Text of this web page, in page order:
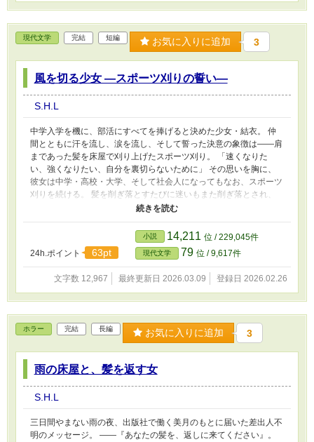
現代文学 完結 短編 お気に入りに追加 3
風を切る少女 ―スポーツ刈りの誓い―
S.H.L
中学入学を機に、部活にすべてを捧げると決めた少女・結衣。 仲
間とともに汗を流し、涙を流し、そして誓った決意の象徴は――肩
まであった髪を床屋で刈り上げたスポーツ刈り。 「速くなりた
い、強くなりたい、自分を裏切らないために」 その思いを胸に、
彼女は中学・高校・大学、そして社会人になってもなお、スポーツ
刈りを続ける。 髪を削ぎ落とすたびに迷いもまた削ぎ落とされ、
25歳の彼女は凛として立っていた。 ――これは、ひとりの少女が
「髪型」を通じて自らの生き方を切り開いていく物語。
24h.ポイント 63pt
小説 14,211 位 / 229,045件
現代文学 79 位 / 9,617件
文字数 12,967 最終更新日 2026.03.09 登録日 2026.02.26
ホラー 完結 長編 お気に入りに追加 3
雨の床屋と、髪を返す女
S.H.L
三日間やまない雨の夜、出版社で働く美月のもとに届いた差出人不
明のメッセージ。 ――『あなたの髪を、返しに来てください』。